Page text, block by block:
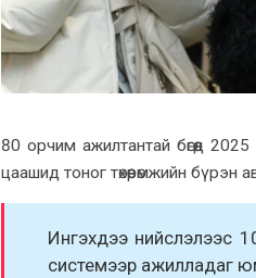
80 орчим ажилтантай бөгөөд
цаашид тоног төхөөрөмжийн
Ингэхдээ нийслэлээс
системээр ажилладаг